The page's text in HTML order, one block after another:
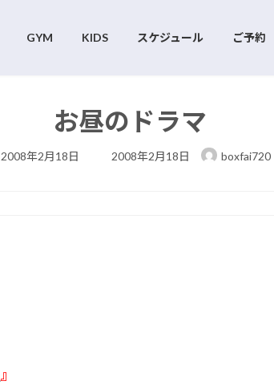
GYM KIDS スケジュール ご予約
お昼のドラマ
2008年2月18日
最
終
2008年2月18日 boxfai720
』